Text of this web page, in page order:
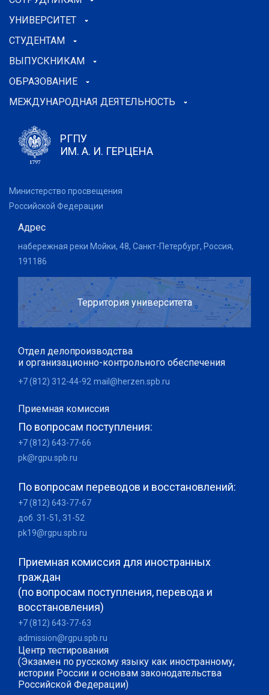
УНИВЕРСИТЕТ
СТУДЕНТАМ
ВЫПУСКНИКАМ
ОБРАЗОВАНИЕ
МЕЖДУНАРОДНАЯ ДЕЯТЕЛЬНОСТЬ
РГПУ
ИМ. А. И. ГЕРЦЕНА
Министерство просвещения
Российской Федерации
Адрес
набережная реки Мойки, 48, Санкт-Петербург, Россия,
191186
Территория университета
Отдел делопроизводства
и организационно-контрольного обеспечения
+7 (812) 312-44-92 mail@herzen.spb.ru
Приемная комиссия
По вопросам поступления:
+7 (812) 643-77-66
pk@rgpu.spb.ru
По вопросам переводов и восстановлений:
+7 (812) 643-77-67
доб. 31-51, 31-52
pk19@rgpu.spb.ru
Приемная комиссия для иностранных
граждан
(по вопросам поступления, перевода и
восстановления)
+7 (812) 643-77-63
admission@rgpu.spb.ru
Центр тестирования
(Экзамен по русскому языку как иностранному,
истории России и основам законодательства
Российской Федерации)